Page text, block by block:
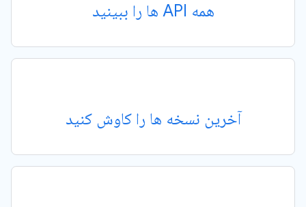
همه API ها را ببینید
آخرین نسخه ها را کاوش کنید